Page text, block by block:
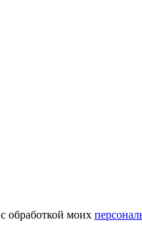
c обработкой моих